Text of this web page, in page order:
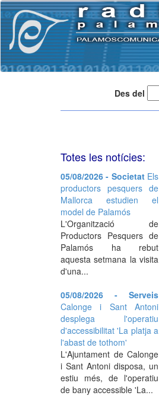
Des del
Totes les notícies:
05/08/2026 - Societat Els
productors pesquers de
Mallorca estudien el
model de Palamós
L'Organització de
Productors Pesquers de
Palamós ha rebut
aquesta setmana la visita
d'una...
05/08/2026 - Serveis
Calonge i Sant Antoni
desplega l'operatiu
d'accessibilitat 'La platja a
l'abast de tothom'
L'Ajuntament de Calonge
i Sant Antoni disposa, un
estiu més, de l'operatiu
de bany accessible 'La...